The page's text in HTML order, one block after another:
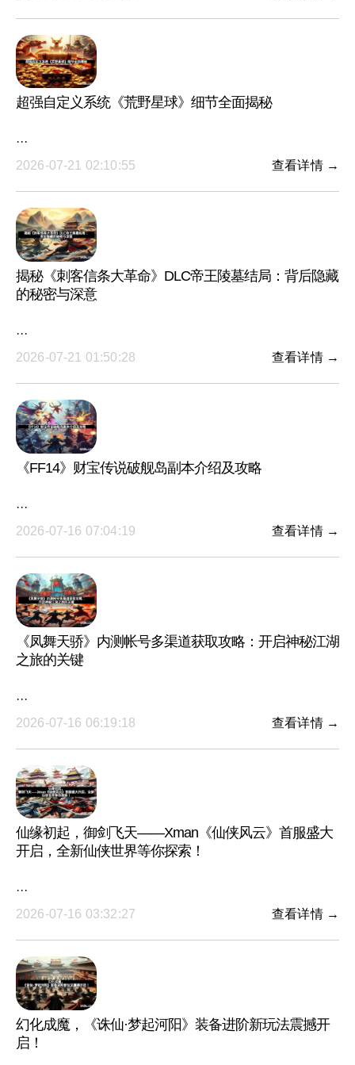
超强自定义系统《荒野星球》细节全面揭秘
···
2026-07-21 02:10:55
查看详情 →
揭秘《刺客信条大革命》DLC帝王陵墓结局：背后隐藏
的秘密与深意
···
2026-07-21 01:50:28
查看详情 →
《FF14》财宝传说破舰岛副本介绍及攻略
···
2026-07-16 07:04:19
查看详情 →
《凤舞天骄》内测帐号多渠道获取攻略：开启神秘江湖
之旅的关键
···
2026-07-16 06:19:18
查看详情 →
仙缘初起，御剑飞天——Xman《仙侠风云》首服盛大
开启，全新仙侠世界等你探索！
···
2026-07-16 03:32:27
查看详情 →
幻化成魔，《诛仙·梦起河阳》装备进阶新玩法震撼开
启！